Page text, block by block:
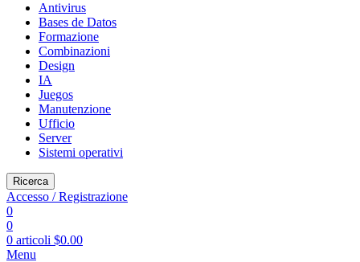
Antivirus
Bases de Datos
Formazione
Combinazioni
Design
IA
Juegos
Manutenzione
Ufficio
Server
Sistemi operativi
Ricerca
Accesso / Registrazione
0
0
0 articoli $0.00
Menu